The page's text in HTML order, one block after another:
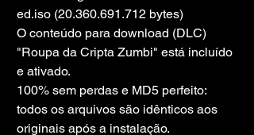
ed.iso (20.360.691.712 bytes)
O conteúdo para download (DLC)
"Roupa da Cripta Zumbi" está incluído
e ativado.
100% sem perdas e MD5 perfeito:
todos os arquivos são idênticos aos
originais após a instalação.